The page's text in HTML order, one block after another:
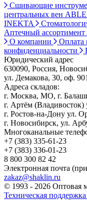
Сшивающие
центральных вен ABLE
INEKTA
Аптечный ассортимент
О компании
Оплата
конфиденциальности
Юридический адрес
630090, Россия,
ул. Демакова, 30, оф. 901
Адреса складов:
г. Москва, МО, г.
г. Артём (Владивосток)
г. Ростов-на-Дону ул.
г. Новосибирск, ул.
Многоканальные
+7 (383) 335-61-23
+7 (383) 336-01-23
8 800 300 82 42
Электронная почта
zakaz@shaklin.ru
© 1993 - 2026 Оптовая
Техническая поддержка